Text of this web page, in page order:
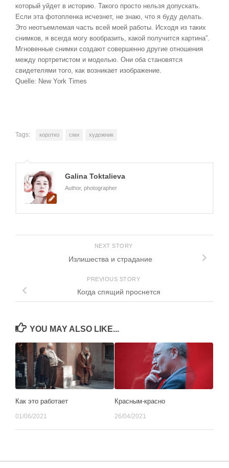
который уйдет в историю. Такого просто нельзя допускать.
Если эта фотопленка исчезнет, не знаю, что я буду делать.
Это неотъемлемая часть всей моей работы. Исходя из таких
снимков, я всегда могу вообразить, какой получится картина”.
Мгновенные снимки создают совершенно другие отношения
между портретистом и моделью. Они оба становятся
свидетелями того, как возникает изображение.
Quelle: New York Times
Tags: коротко сми художник
Galina Toktalieva
Author, photographer
NEXT STORY
Излишества и страдание
PREVIOUS STORY
Когда спящий проснется
YOU MAY ALSO LIKE...
Как это работает
01/06/2021
Красным-красно
26/04/2021